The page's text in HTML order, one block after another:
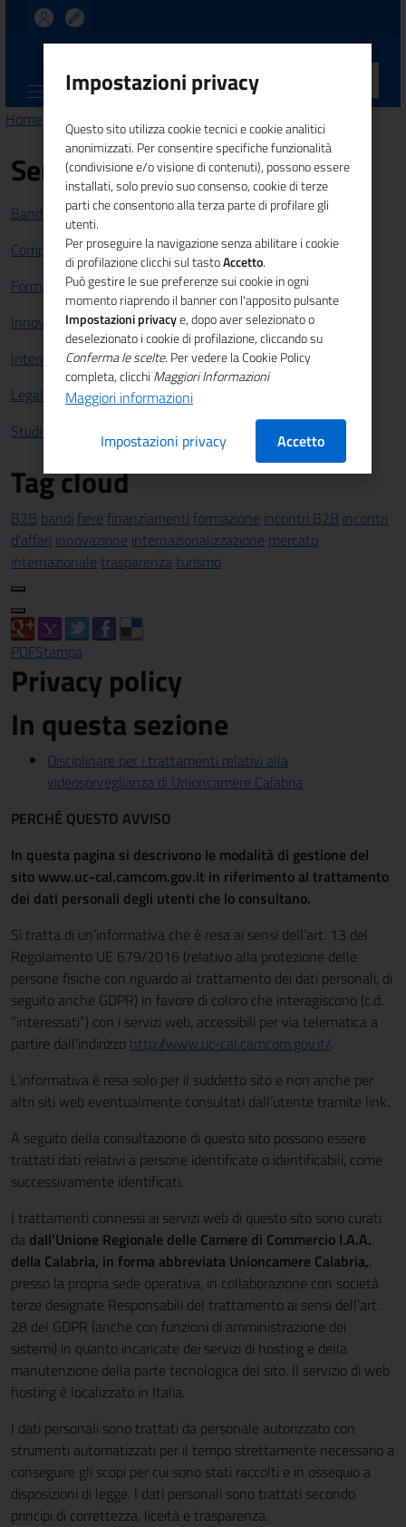
CALABRIA
Home > Privacy policy
Servizi
Bandi e Finanziamenti
Competitività sistema imprenditoriale
Formazione e lavoro
Innovazione
Internazionalizzazione
Legalità
Studi e statistiche
Tag cloud
B2B bandi fiere finanziamenti formazione incontri B2B incontri
d'affari innovazione internazionalizzazione mercato
internazionale trasparenzaturismo
PDFStampa
Privacy policy
In questa sezione
Disciplinare per i trattamenti relativi alla
videosorveglianza di Unioncamere Calabria
PERCHÉ QUESTO AVVISO
In questa pagina si descrivono le modalità di gestione del
sito www.uc-cal.camcom.gov.it in riferimento al trattamento
dei dati personali degli utenti che lo consultano.
Si tratta di un’informativa che è resa ai sensi dell’art. 13 del
Regolamento UE 679/2016 (relativo alla protezione delle
persone fisiche con riguardo al trattamento dei dati personali, di
seguito anche GDPR) in favore di coloro che interagiscono (c.d.
“interessati”) con i servizi web, accessibili per via telematica a
partire dall’indirizzo http://www.uc-cal.camcom.gov.it/.
L’informativa è resa solo per il suddetto sito e non anche per
altri siti web eventualmente consultati dall’utente tramite link.
A seguito della consultazione di questo sito possono essere
trattati dati relativi a persone identificate o identificabili, come
successivamente identificati.
I trattamenti connessi ai servizi web di questo sito sono curati
da dall’Unione Regionale delle Camere di Commercio I.A.A.
della Calabria, in forma abbreviata Unioncamere Calabria,,
presso la propria sede operativa, in collaborazione con società
terze designate Responsabili del trattamento ai sensi dell’art.
28 del GDPR (anche con funzioni di amministrazione dei
sistemi) in quanto incaricate dei servizi di hosting e della
manutenzione della parte tecnologica del sito. Il servizio di web
hosting è localizzato in Italia.
I dati personali sono trattati da personale autorizzato con
strumenti automatizzati per il tempo strettamente necessario a
conseguire gli scopi per cui sono stati raccolti e in ossequio a
disposizioni di legge. I dati personali sono trattati secondo
principi di correttezza, liceità e trasparenza.
Impostazioni privacy
Questo sito utilizza cookie tecnici e cookie analitici
anonimizzati. Per consentire specifiche funzionalità
(condivisione e/o visione di contenuti), possono essere
installati, solo previo suo consenso, cookie di terze
parti che consentono alla terza parte di profilare gli
utenti.
Per proseguire la navigazione senza abilitare i cookie
di profilazione clicchi sul tastoAccetto.
Può gestire le sue preferenze sui cookie in ogni
momento riaprendo il banner con l'apposito pulsante
Impostazioni privacye, dopo aver selezionato o
deselezionato i cookie di profilazione, cliccando su
Conferma le scelte. Per vedere la Cookie Policy
completa, clicchi Maggiori Informazioni
Maggiori informazioni
Impostazioni privacy
Accetto